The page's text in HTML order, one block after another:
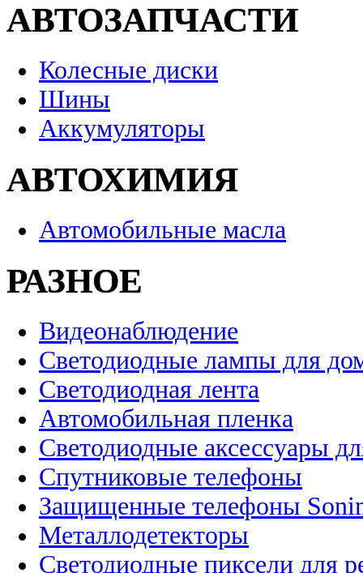
АВТОЗАПЧАСТИ
Колесные диски
Шины
Аккумуляторы
АВТОХИМИЯ
Автомобильные масла
РАЗНОЕ
Видеонаблюдение
Светодиодные лампы для
Светодиодная лента
Автомобильная пленка
Светодиодные аксессуары
Спутниковые телефоны
Защищенные телефоны
Металлодетекторы
Светодиодные пиксели для